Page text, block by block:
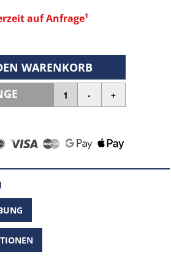
auf Anfrage¹
WARENKORB